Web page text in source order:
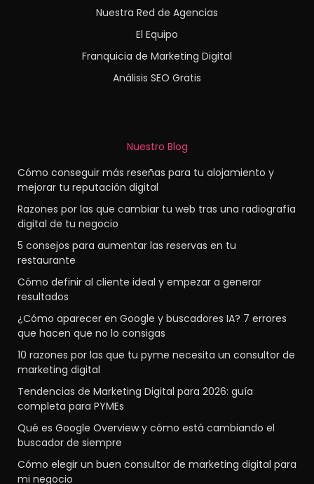
Nuestra Red de Agencias
El Equipo
Franquicia de Marketing Digital
Análisis SEO Gratis
Nuestro Blog
Cómo conseguir más reseñas para tu alojamiento y
mejorar tu reputación digital
Razones por las que cambiar tu web tras una radiografía
digital de tu negocio
5 consejos para aumentar las reservas en tu
restaurante
Cómo definir al cliente ideal y empezar a generar
resultados
¿Cómo aparecer en Google y buscadores IA? 7 errores
que hacen que no lo consigas
10 razones por las que tu pyme necesita un consultor de
marketing digital
Tendencias de Marketing Digital para 2026: guía
completa para PYMEs
Qué es Google Overview y cómo está cambiando el
buscador de siempre
Cómo elegir un buen consultor de marketing digital para
mi negocio